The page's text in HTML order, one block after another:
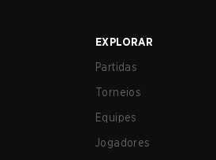
EXPLORAR
Partidas
Torneios
Equipes
Jogadores